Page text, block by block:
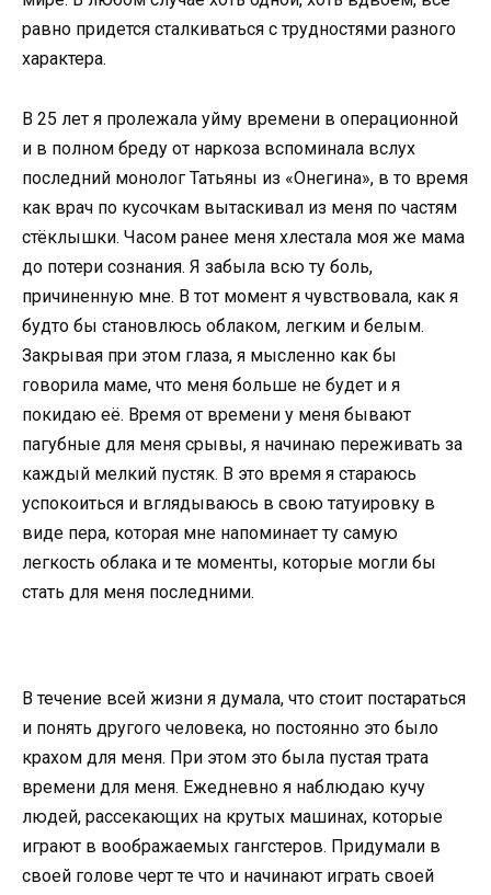
равно придется сталкиваться с трудностями разного
характера.
В 25 лет я пролежала уйму времени в операционной
и в полном бреду от наркоза вспоминала вслух
последний монолог Татьяны из «Онегина», в то время
как врач по кусочкам вытаскивал из меня по частям
стёклышки. Часом ранее меня хлестала моя же мама
до потери сознания. Я забыла всю ту боль,
причиненную мне. В тот момент я чувствовала, как я
будто бы становлюсь облаком, легким и белым.
Закрывая при этом глаза, я мысленно как бы
говорила маме, что меня больше не будет и я
покидаю её. Время от времени у меня бывают
пагубные для меня срывы, я начинаю переживать за
каждый мелкий пустяк. В это время я стараюсь
успокоиться и вглядываюсь в свою татуировку в
виде пера, которая мне напоминает ту самую
легкость облака и те моменты, которые могли бы
стать для меня последними.
В течение всей жизни я думала, что стоит постараться
и понять другого человека, но постоянно это было
крахом для меня. При этом это была пустая трата
времени для меня. Ежедневно я наблюдаю кучу
людей, рассекающих на крутых машинах, которые
играют в воображаемых гангстеров. Придумали в
своей голове черт те что и начинают играть своей